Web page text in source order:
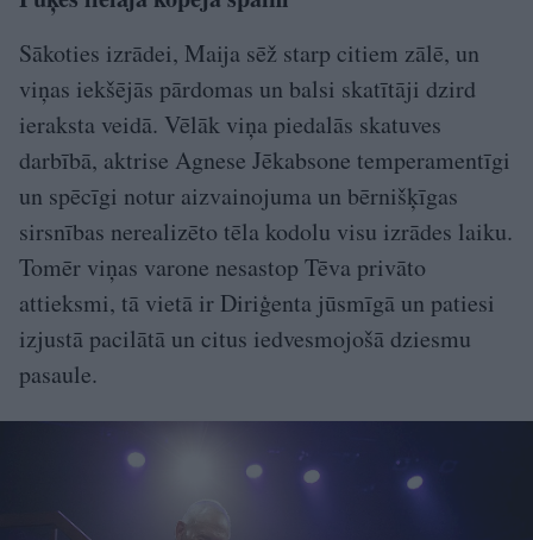
Sākoties izrādei, Maija sēž starp citiem zālē, un
viņas iekšējās pārdomas un balsi skatītāji dzird
ieraksta veidā. Vēlāk viņa piedalās skatuves
darbībā, aktrise Agnese Jēkabsone temperamentīgi
un spēcīgi notur aizvainojuma un bērnišķīgas
sirsnības nerealizēto tēla kodolu visu izrādes laiku.
Tomēr viņas varone nesastop Tēva privāto
attieksmi, tā vietā ir Diriģenta jūsmīgā un patiesi
izjustā pacilātā un citus iedvesmojošā dziesmu
pasaule.